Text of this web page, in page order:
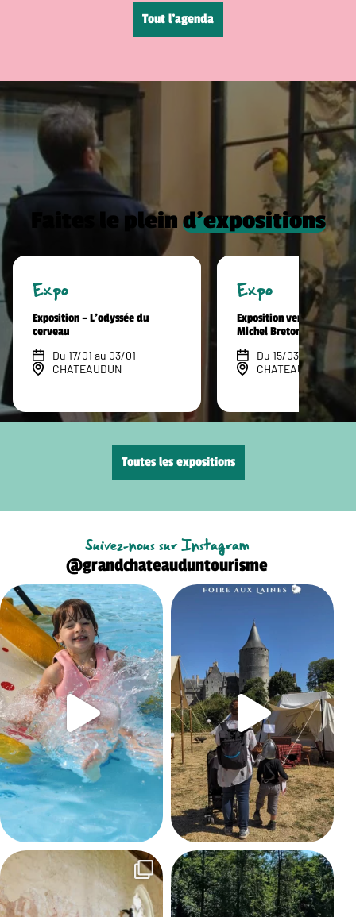
Tout l’agenda
Faites le pleind’expositions
Expo
Exposition – L’odyssée du
cerveau
Du 17/01 au 03/01
CHATEAUDUN
Expo
Exposition vente
Michel Breton
Du 15/03 au 30/09
CHATEAUDUN
Toutes les expositions
Suivez-nous sur Instagram
@grandchateauduntourisme